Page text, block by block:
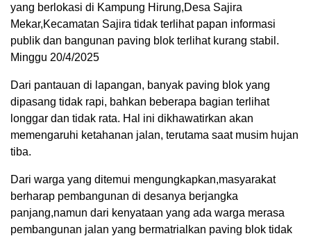
yang berlokasi di Kampung Hirung,Desa Sajira
Mekar,Kecamatan Sajira tidak terlihat papan informasi
publik dan bangunan paving blok terlihat kurang stabil.
Minggu 20/4/2025
Dari pantauan di lapangan, banyak paving blok yang
dipasang tidak rapi, bahkan beberapa bagian terlihat
longgar dan tidak rata. Hal ini dikhawatirkan akan
memengaruhi ketahanan jalan, terutama saat musim hujan
tiba.
Dari warga yang ditemui mengungkapkan,masyarakat
berharap pembangunan di desanya berjangka
panjang,namun dari kenyataan yang ada warga merasa
pembangunan jalan yang bermatrialkan paving blok tidak